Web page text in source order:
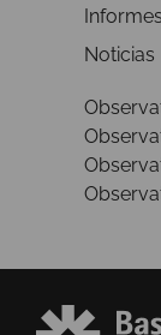
Informes
Noticias